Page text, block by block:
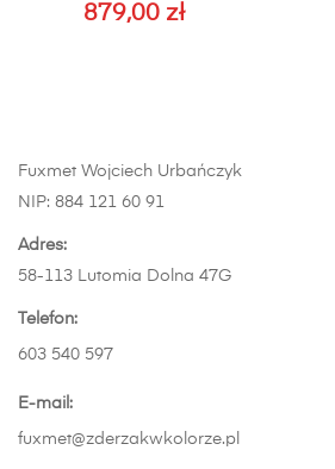
879,00 zł
na
Fuxmet Wojciech Urbańczyk
NIP: 884 121 60 91
Adres:
58-113 Lutomia Dolna 47G
Telefon:
603 540 597
E-mail:
fuxmet@zderzakwkolorze.pl